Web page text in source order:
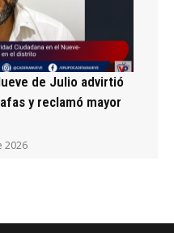
de Julio advirtió
y reclamó mayor
2026